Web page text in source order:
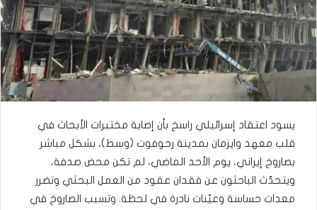
يسود اعتقاد إسرائيلي راسخ بأن إصابة مختبرات الأبحاث في
قلب معهد وايزمان بمدينة رحوفوت (وسط)، بشكل مباشر
بصاروخ إيراني، يوم الأحد الماضي، لم تكن محض صدفة،
ويتحدّث الباحثون عن فقدان عقود من العمل البحثي وتضرر
معدات حساسة وعيّنات نادرة في لحظة. وتسبب الصاروخ في